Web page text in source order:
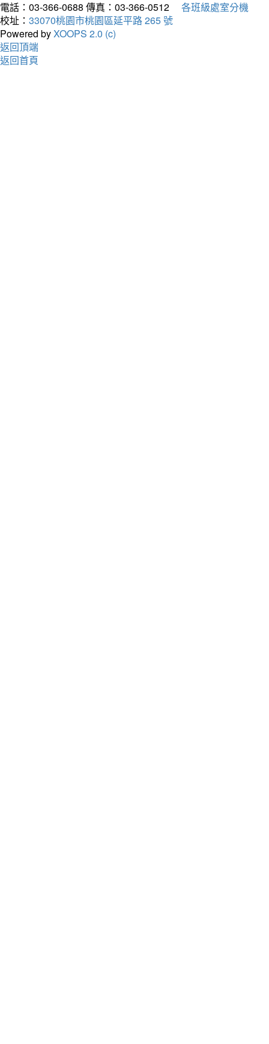
電話：03-366-0688 傳真：03-366-0512
各班級處室分機
校址： 33070桃園市桃園區延平路 265 號
Powered byXOOPS 2.0 (c)
返回頂端
返回首頁